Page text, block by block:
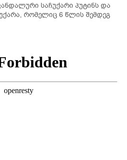
საჩუქარი პუტინს და
რომელიც 6 წლის შემდეგ